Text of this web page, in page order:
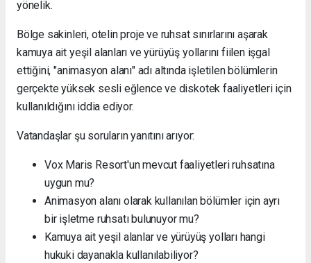
yönelik.
Bölge sakinleri, otelin proje ve ruhsat sınırlarını aşarak
kamuya ait yeşil alanları ve yürüyüş yollarını fiilen işgal
ettiğini, "animasyon alanı" adı altında işletilen bölümlerin
gerçekte yüksek sesli eğlence ve diskotek faaliyetleri için
kullanıldığını iddia ediyor.
Vatandaşlar şu soruların yanıtını arıyor:
Vox Maris Resort'un mevcut faaliyetleri ruhsatına
uygun mu?
Animasyon alanı olarak kullanılan bölümler için ayrı
bir işletme ruhsatı bulunuyor mu?
Kamuya ait yeşil alanlar ve yürüyüş yolları hangi
hukuki dayanakla kullanılabiliyor?